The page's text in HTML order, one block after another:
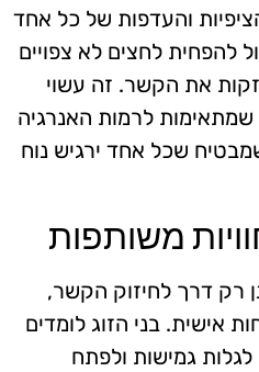
והעדפות של כל אחד
להפחית לחצים לא צפויים
את הקשר. זה עשוי
שמתאימות לרמות האנרגיה
שכל אחד ירגיש נוח
משותפות
רק דרך לחיזוק הקשר,
אישית. בני הזוג לומדים
גמישות ולפתח